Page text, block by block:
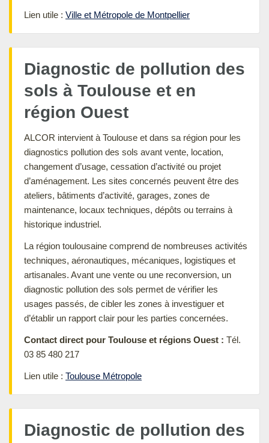
Lien utile : Ville et Métropole de Montpellier
Diagnostic de pollution des
sols à Toulouse et en
région Ouest
ALCOR intervient à Toulouse et dans sa région pour les
diagnostics pollution des sols avant vente, location,
changement d’usage, cessation d’activité ou projet
d’aménagement. Les sites concernés peuvent être des
ateliers, bâtiments d’activité, garages, zones de
maintenance, locaux techniques, dépôts ou terrains à
historique industriel.
La région toulousaine comprend de nombreuses activités
techniques, aéronautiques, mécaniques, logistiques et
artisanales. Avant une vente ou une reconversion, un
diagnostic pollution des sols permet de vérifier les
usages passés, de cibler les zones à investiguer et
d’établir un rapport clair pour les parties concernées.
Contact direct pour Toulouse et régions Ouest : Tél.
03 85 480 217
Lien utile : Toulouse Métropole
Diagnostic de pollution des